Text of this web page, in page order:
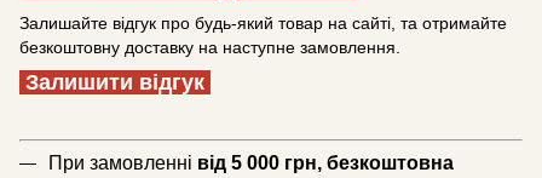
Залишайте відгук про будь-який товар на сайті, та отримайте
безкоштовну доставку на наступне замовлення.
Залишити відгук
При замовленні від 5 000 грн, безкоштовна